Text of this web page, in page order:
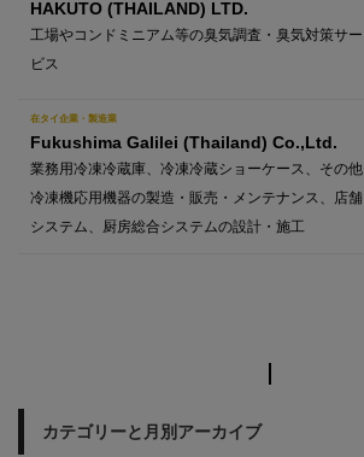
HAKUTO (THAILAND) LTD.
工場やコンドミニアム等の臭気調査・臭気対策サー
ビス
在タイ企業・製造業
Fukushima Galilei (Thailand) Co.,Ltd.
業務用冷凍冷蔵庫、冷凍冷蔵ショーケース、その他
冷凍機応用機器の製造・販売・メンテナンス、店舗
システム、厨房総合システムの設計・施工
カテゴリーと月別アーカイブ